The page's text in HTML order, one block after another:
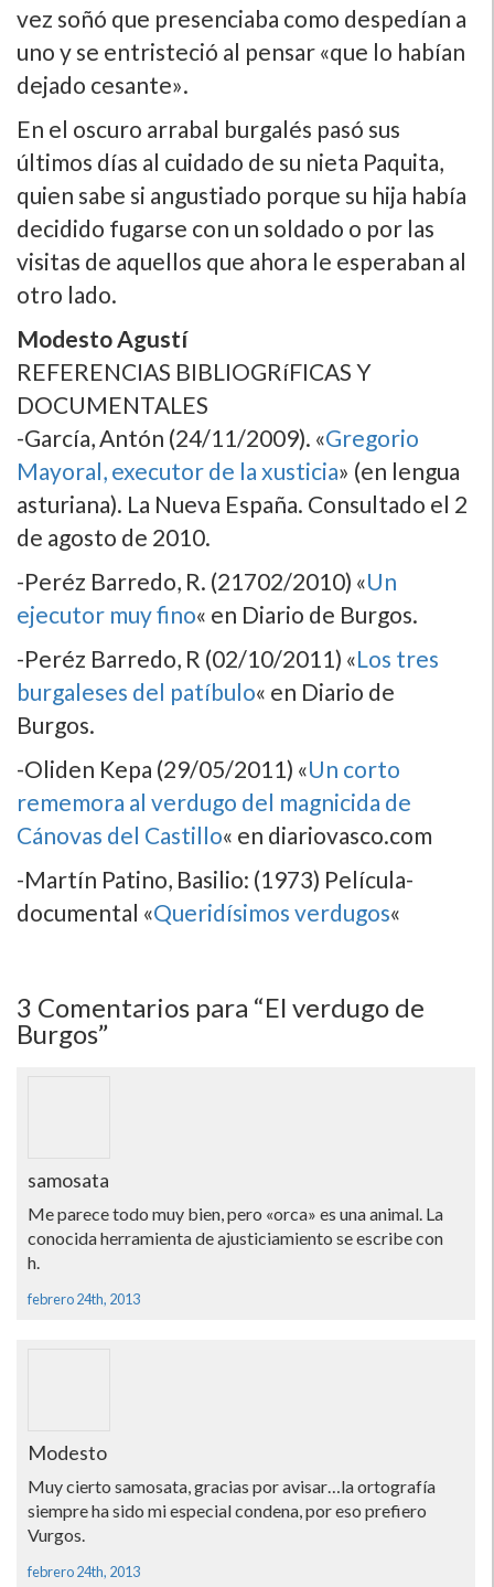
vez soñó que presenciaba como despedí­an a
uno y se entristeció al pensar «que lo habí­an
dejado cesante».
En el oscuro arrabal burgalés pasó sus
últimos dí­as al cuidado de su nieta Paquita,
quien sabe si angustiado porque su hija habí­a
decidido fugarse con un soldado o por las
visitas de aquellos que ahora le esperaban al
otro lado.
Modesto Agustí­
REFERENCIAS BIBLIOGRíFICAS Y
DOCUMENTALES
-Garcí­a, Antón (24/11/2009). «Gregorio
Mayoral, executor de la xusticia» (en lengua
asturiana). La Nueva España. Consultado el 2
de agosto de 2010.
-Peréz Barredo, R. (21702/2010) «Un
ejecutor muy fino« en Diario de Burgos.
-Peréz Barredo, R (02/10/2011) «Los tres
burgaleses del patí­bulo« en Diario de
Burgos.
-Oliden Kepa (29/05/2011) «Un corto
rememora al verdugo del magnicida de
Cánovas del Castillo« en diariovasco.com
-Martí­n Patino, Basilio: (1973) Pelí­cula-
documental «Queridí­simos verdugos«
3 Comentarios para “El verdugo de
Burgos”
samosata
Me parece todo muy bien, pero «orca» es una animal. La
conocida herramienta de ajusticiamiento se escribe con
h.
febrero 24th, 2013
Modesto
Muy cierto samosata, gracias por avisar…la ortografí­a
siempre ha sido mi especial condena, por eso prefiero
Vurgos.
febrero 24th, 2013